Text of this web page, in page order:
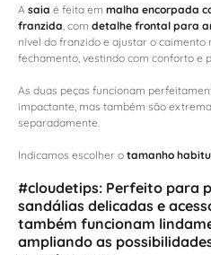
A saia é feita em malha encorpada
franzida, com detalhe frontal para
nível do franzido e ajustar o caimento
fechamento, vestindo com conforto e
As duas peças funcionam
impactante, mas também são
separadamente.
Indicamos escolher o tamanho
#cloudetips: Perfeito para
sandálias delicadas e
também funcionam
ampliando as